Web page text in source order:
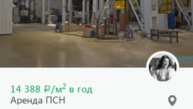
14 388 Р/м2 в год
Аренда ПСН